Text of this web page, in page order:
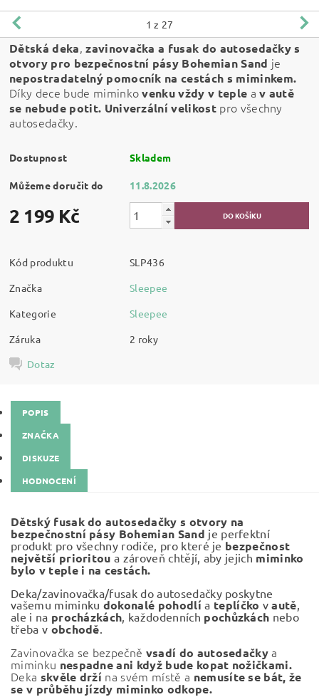
1 z 27
Dětská deka,zavinovačka a fusak do autosedačky s
otvory pro bezpečnostní pásy Bohemian Sand je
nepostradatelný pomocník na cestách s miminkem.
Díky dece bude miminkovenku vždy v teple a v autě
se nebude potit. Univerzální velikostpro všechny
autosedačky.
Dostupnost Skladem
Můžeme doručit do 11.8.2026
2 199 Kč
Kód produktu
SLP436
Značka
Sleepee
Kategorie
Sleepee
Záruka
2 roky
Dotaz
POPIS
ZNAČKA
DISKUZE
HODNOCENÍ
Dětský fusak do autosedačky s otvory na
bezpečnostní pásy Bohemian Sand je perfektní
produkt pro všechny rodiče, pro které je bezpečnost
největší prioritou a zároveň chtějí, aby jejich miminko
bylo v teple i na cestách.
Deka/zavinovačka/fusak do autosedačky poskytne
vašemu miminku dokonalé pohodlí a teplíčko vautě,
ale i na procházkách, každodenních pochůzkách nebo
třeba v obchodě.
Zavinovačka se bezpečně vsadí do autosedačkya
miminku nespadne ani když bude kopat nožičkami.
Deka skvěle drží na svém místě a nemusíte se bát, že
se v průběhu jízdy miminko odkope.